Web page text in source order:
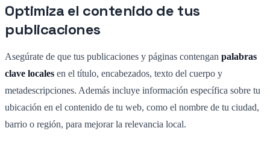
Optimiza el contenido de tus
publicaciones
Asegúrate de que tus publicaciones y páginas contengan palabras
clave locales en el título, encabezados, texto del cuerpo y
metadescripciones. Además incluye información específica sobre tu
ubicación en el contenido de tu web, como el nombre de tu ciudad,
barrio o región, para mejorar la relevancia local.